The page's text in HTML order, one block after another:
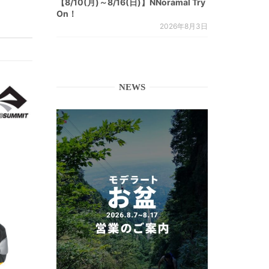
【8/10(月)～8/16(日)】NNoramal Try
On！
2026年8月3日
NEWS